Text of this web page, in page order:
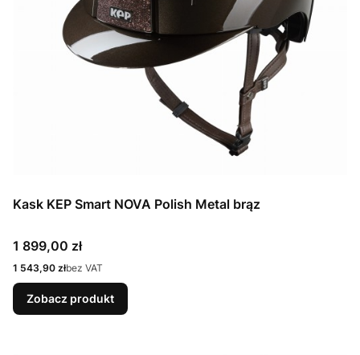
Kask KEP Smart NOVA Polish Metal brąz
Cena
1 899,00 zł
Cena
1 543,90 złbez VAT
Zobacz produkt